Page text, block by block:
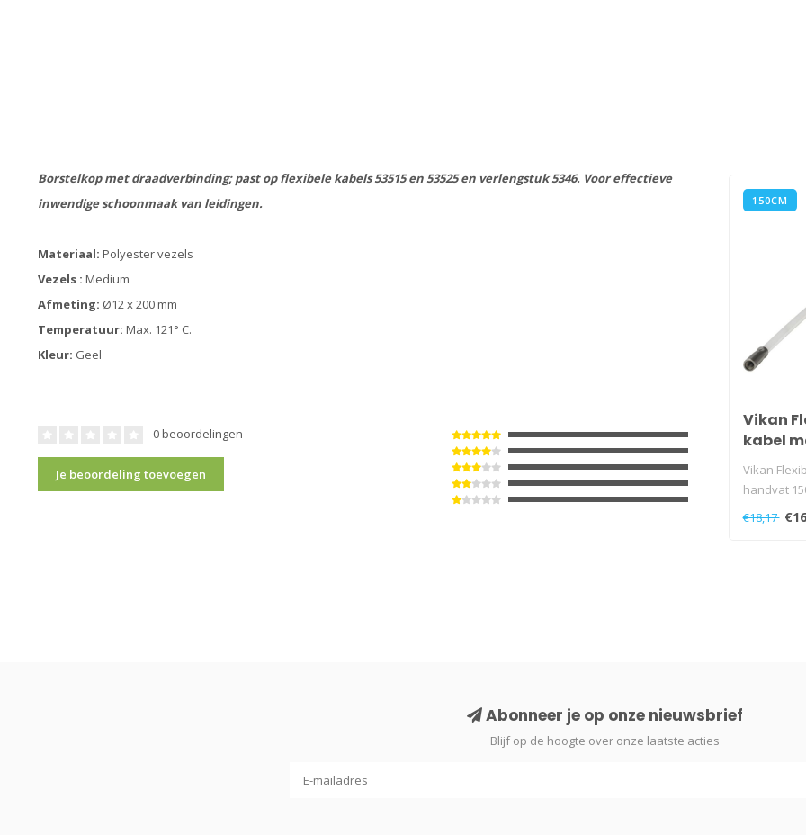
Borstelkop met draadverbinding; past op flexibele kabels 53515 en 53525 en verlengstuk 5346. Voor effectieve
inwendige schoonmaak van leidingen.
Materiaal: Polyester vezels
Vezels : Medium
Afmeting: Ø12 x 200 mm
Temperatuur: Max. 121° C.
Kleur: Geel
0 beoordelingen
Je beoordeling toevoegen
150CM
Vikan
kabel
150cm,
Vikan
handvat
€18,17
Abonneer je op onze nieuwsbrief
Blijf op de hoogte over onze laatste acties